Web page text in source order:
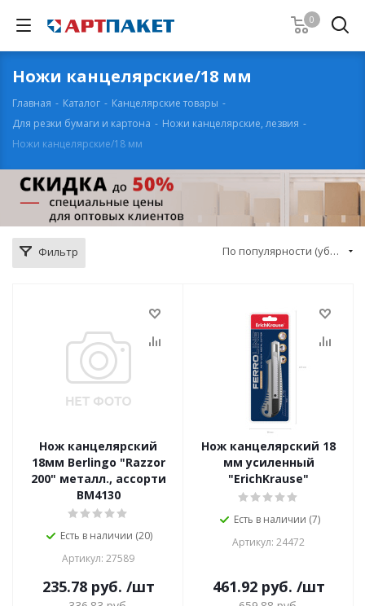
0
Ножи канцелярские/18 мм
Главная - Каталог - Канцелярские товары -
Для резки бумаги и картона - Ножи канцелярские, лезвия -
Ножи канцелярские/18 мм
Фильтр По популярности (убывание)
Нож канцелярский
18мм Berlingo "Razzor
200" металл., ассорти
BM4130
Есть в наличии (20)
Артикул: 27589
235.78руб. /шт
Нож канцелярский 18
мм усиленный
"ErichKrause"
Есть в наличии (7)
Артикул: 24472
461.92руб. /шт